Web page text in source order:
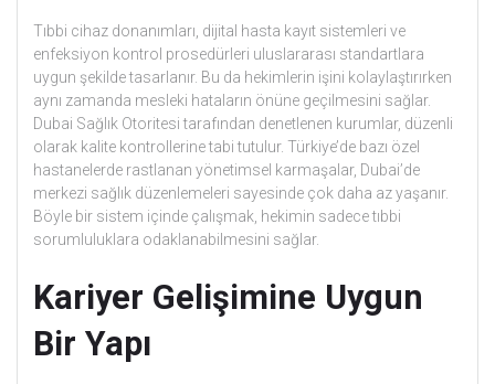
Tıbbi cihaz donanımları, dijital hasta kayıt sistemleri ve
enfeksiyon kontrol prosedürleri uluslararası standartlara
uygun şekilde tasarlanır. Bu da hekimlerin işini kolaylaştırırken
aynı zamanda mesleki hataların önüne geçilmesini sağlar.
Dubai Sağlık Otoritesi tarafından denetlenen kurumlar, düzenli
olarak kalite kontrollerine tabi tutulur. Türkiye’de bazı özel
hastanelerde rastlanan yönetimsel karmaşalar, Dubai’de
merkezi sağlık düzenlemeleri sayesinde çok daha az yaşanır.
Böyle bir sistem içinde çalışmak, hekimin sadece tıbbi
sorumluluklara odaklanabilmesini sağlar.
Kariyer Gelişimine Uygun
Bir Yapı